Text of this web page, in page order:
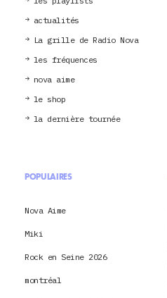
actualités
La grille de Radio Nova
les fréquences
nova aime
le shop
la dernière tournée
POPULAIRES
Nova Aime
Miki
Rock en Seine 2026
montréal